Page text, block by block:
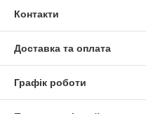
Контакти
Доставка та оплата
Графік роботи